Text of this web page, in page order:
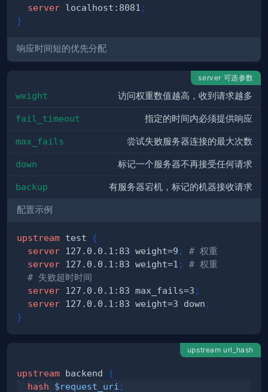
server localhost:8081 ;
}
响应时间短的优先分配
server 可选参数
weight 访问权重数值越高，收到请求越多
fail_timeout 指定的时间内必须提供响应
max_fails 尝试失败服务器连接的最大次数
down 标记一个服务器不再接受任何请求
backup 有服务器宕机，标记的机器接收请求
配置示例
upstream test
{
server 127.0.0.1:83 weight=9 ;
# 权重
server 127.0.0.1:83 weight=1 ;
# 权重
# 失败超时时间
server 127.0.0.1:83 max_fails=3 ;
server 127.0.0.1:83 weight=3 down ;
}
upstream url_hash
upstream backend
{
hash
$request_uri ;